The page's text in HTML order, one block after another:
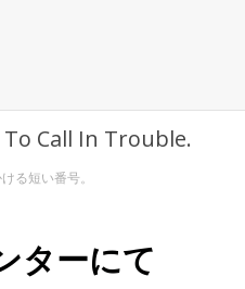
る短い番号。
ターにて